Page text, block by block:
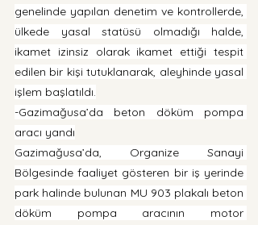
genelinde yapılan denetim ve kontrollerde,
ülkede yasal statüsü olmadığı halde,
ikamet izinsiz olarak ikamet ettiği tespit
edilen bir kişi tutuklanarak, aleyhinde yasal
işlem başlatıldı.
-Gazimağusa’da beton döküm pompa
aracı yandı
Gazimağusa’da, Organize Sanayi
Bölgesinde faaliyet gösteren bir iş yerinde
park halinde bulunan MU 903 plakalı beton
döküm pompa aracının motor